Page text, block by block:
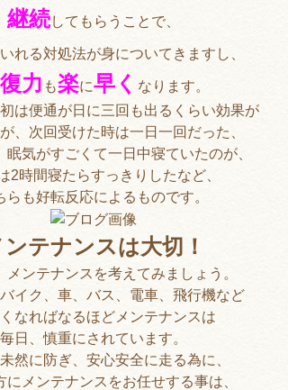
継続してもらうことで、
れる対処法が身についてきますし、
力 も楽に早く なります。
は便通が日に三回も出るくらい効果が
、次回受けた時は一日一回だった、
眠気がすごくて一日中寝ていたのが、
2時間寝たらすっきりしたなど、
らも好転反応によるものです。
ンテナンスは大切！
メンテナンスを考えてみましょう。
イク、車、バス、電車、飛行機など
なればなるほどメンテナンスは
毎日、慎重にされています。
然に防ぎ、安心安全に走る為に、
にメンテナンスをお任せする事は、